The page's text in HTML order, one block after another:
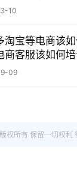
组件？
10
淘宝等电商该
商客服该如何培
09
所有 保留一切权利